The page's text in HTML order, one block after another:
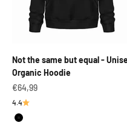
Not the same but equal -
Organic Hoodie
Angebot
€64,99
4.4
Schwarz